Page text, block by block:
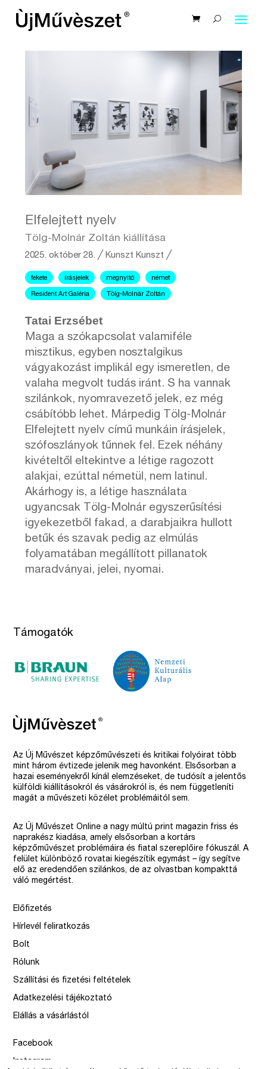
Elfelejtett nyelv
Tölg-Molnár Zoltán kiállítása
2025. október 28. ╱Kunszt Kunszt ╱
fekete írásjelek megnyitó német
Resident Art Galéria Tölg-Molnár Zoltán
Tatai Erzsébet
Maga a szókapcsolat valamiféle
misztikus, egyben nosztalgikus
vágyakozást implikál egy ismeretlen, de
valaha megvolt tudás iránt. S ha vannak
szilánkok, nyomravezető jelek, ez még
csábítóbb lehet. Márpedig Tölg-Molnár
Elfelejtett nyelv című munkáin írásjelek,
szófoszlányok tűnnek fel. Ezek néhány
kivételtől eltekintve a létige ragozott
alakjai, ezúttal németül, nem latinul.
Akárhogy is, a létige használata
ugyancsak Tölg-Molnár egyszerűsítési
igyekezetből fakad, a darabjaikra hullott
betűk és szavak pedig az elmúlás
folyamatában megállított pillanatok
maradványai, jelei, nyomai.
Támogatók
Az Új Művészet képzőművészeti és kritikai folyóirat több
mint három évtizede jelenik meg havonként. Elsősorban a
hazai eseményekről kínál elemzéseket, de tudósít a jelentős
külföldi kiállításokról és vásárokról is, és nem függetleníti
magát a művészeti közélet problémáitól sem.
Az Új Művészet Online a nagy múltú print magazin friss és
naprakész kiadása, amely elsősorban a kortárs
képzőművészet problémáira és fiatal szereplőire fókuszál. A
felület különböző rovatai kiegészítik egymást – így segítve
elő az eredendően szilánkos, de az olvastban kompakttá
váló megértést.
Előfizetés
Hírlevél feliratkozás
Bolt
Rólunk
Szállítási és fizetési feltételek
Adatkezelési tájékoztató
Elállás a vásárlástól
Facebook
Instagram